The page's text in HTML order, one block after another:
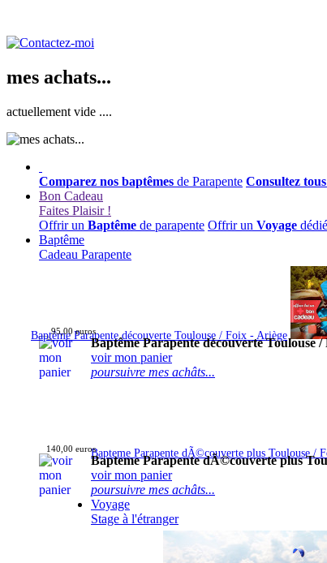
mes achats...
actuellement vide ....
Comparez nos baptêmes de Parapente Consultez
Bon Cadeau
Faites Plaisir !
Offrir un Baptême de parapente Offrir un Voyage
Baptême
Cadeau Parapente
Baptême Parapente découverte Toulouse / Foix - Ariège
95,00 euros
Baptême Parapente découverte Toulouse
voir mon panier
poursuivre mes achâts...
Bapteme Parapente dÃ©couverte plus Toulouse /
140,00 euros
Bapteme Parapente dÃ©couverte plus
voir mon panier
poursuivre mes achâts...
Voyage
Stage à l'étranger